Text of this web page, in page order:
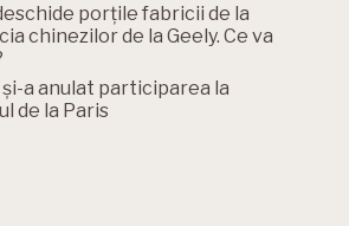
porțile fabricii de la
chinezilor de la Geely. Ce va
a anulat participarea la
de la Paris